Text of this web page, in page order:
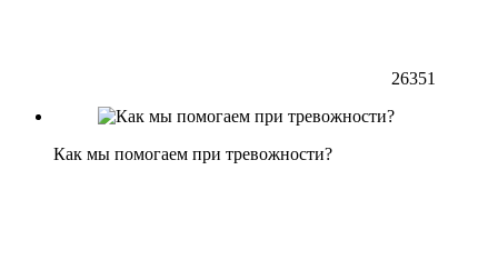
26351
Как мы помогаем при тревожности?